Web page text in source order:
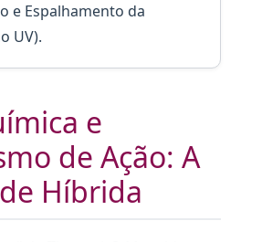
e Espalhamento da
UV).
e
de Ação: A
Híbrida